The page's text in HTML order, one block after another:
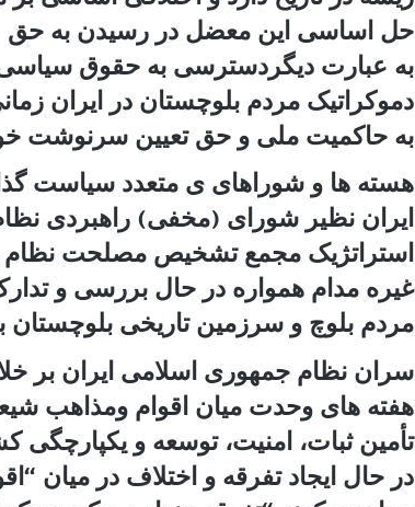
حل اساسی این معضل در رسیدن به
به عبارت دیگردسترسی به حقوق
دموکراتیک مردم بلوچستان در ایران
به حاکمیت ملی و حق تعیین سرنوشت
ھسته ھا و شوراھای ی متعدد سیاست
ایران نظیر شورای (مخفی) راھبردی
استراتژیک مجمع تشخیص مصلحت
غیره مدام همواره در حال بررسی و
مردم بلوچ و سرزمین تاریخی بلوچستان
سران نظام جمھوری اسلامی ایران بر
ھفته ھای وحدت میان اقوام ومذاهب
تأمین ثبات، امنیت، توسعه و
در حال ایجاد تفرقه و اختلاف در میان